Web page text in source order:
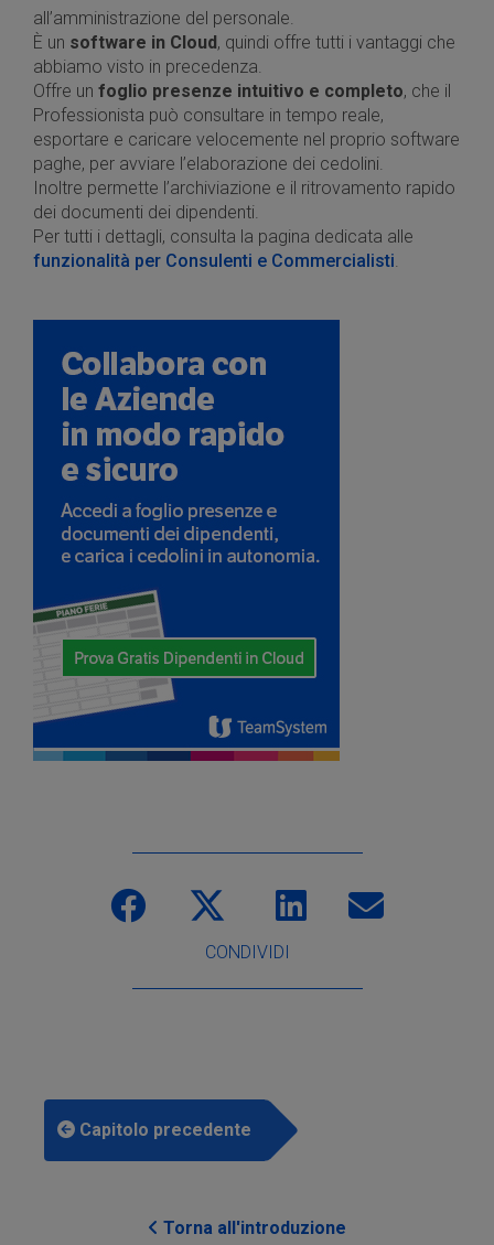
all’amministrazione del personale.
È un software in Cloud, quindi offre tutti i vantaggi che
abbiamo visto in precedenza.
Offre un foglio presenze intuitivo e completo, che il
Professionista può consultare in tempo reale,
esportare e caricare velocemente nel proprio software
paghe, per avviare l’elaborazione dei cedolini.
Inoltre permette l’archiviazione e il ritrovamento rapido
dei documenti dei dipendenti.
Per tutti i dettagli, consulta la pagina dedicata alle
funzionalità per Consulenti e Commercialisti.
CONDIVIDI
Capitolo precedente
Torna all'introduzione